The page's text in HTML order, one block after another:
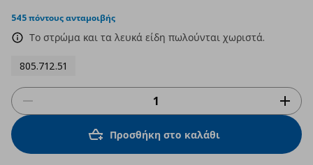
rating
545 πόντους ανταμοιβής
Το στρώμα και τα λευκά είδη πωλούνται χωριστά.
805.712.51
Προσθήκη στο καλάθι